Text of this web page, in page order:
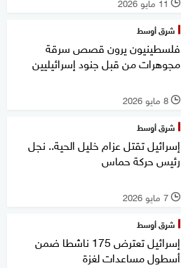
l
شرق أوسط
فلسطينيون يرون قصص سرقة
مجوهرات من قبل جنود إسرائيليين
l 8 مايو 2026
شرق أوسط
إسرائيل تقتل عزام خليل الحية.. نجل
رئيس حركة حماس
l 7 مايو 2026
شرق أوسط
إسرائيل تعترض 175 ناشطا ضمن
أسطول مساعدات لغزة